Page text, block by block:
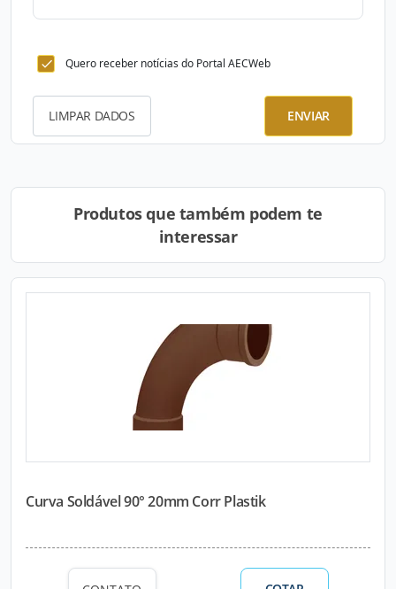
Quero receber notícias do Portal AECWeb
LIMPAR DADOS ENVIAR
Produtos que também podem te
interessar
Curva Soldável 90° 20mm Corr Plastik